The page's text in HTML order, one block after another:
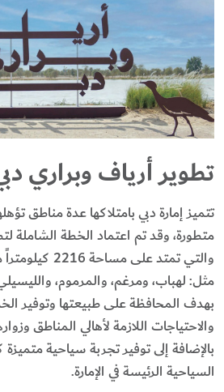
تطوير أرياف وبراري
تتميز إمارة دبي بامتلاكها عدة مناطق
متطورة، وقد تم اعتماد الخطة الشاملة
والتي تمتد على
مثل: لهباب، ومرغم، والمرموم،
بهدف المحافظة على طبيعتها وتوفير
والاحتياجات اللازمة لأهالي المناطق
بالإضافة إلى توفير تجربة سياحية
السياحية الرئيسة في الإمارة.